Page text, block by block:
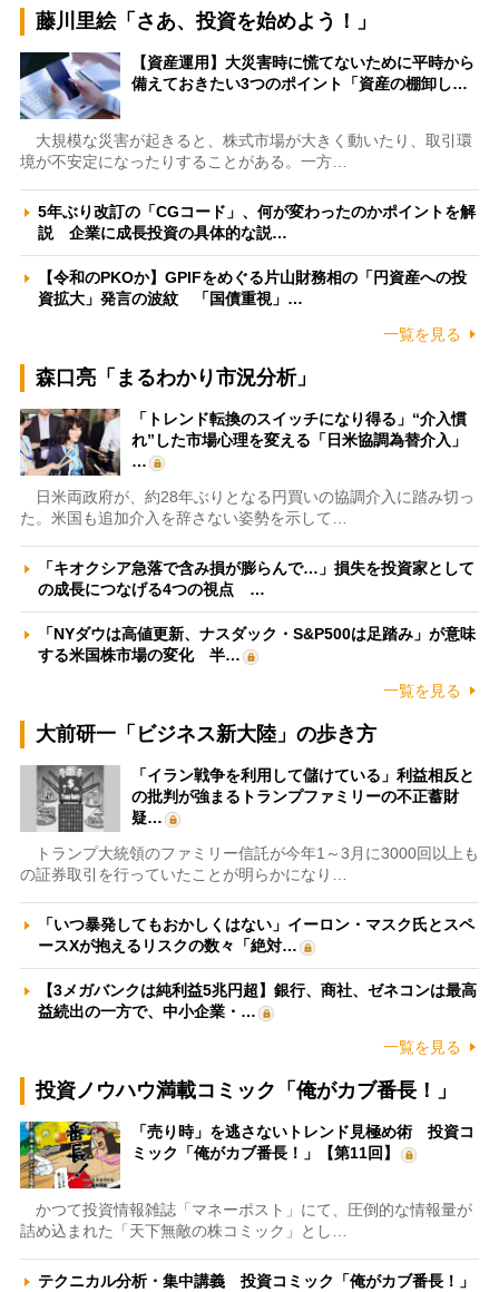
藤川里絵「さあ、投資を始めよう！」
【資産運用】大災害時に慌てないために平時から
備えておきたい3つのポイント「資産の棚卸し…
大規模な災害が起きると、株式市場が大きく動いたり、取引環
境が不安定になったりすることがある。一方…
5年ぶり改訂の「CGコード」、何が変わったのかポイントを解
説 企業に成長投資の具体的な説…
【令和のPKOか】GPIFをめぐる片山財務相の「円資産への投
資拡大」発言の波紋 「国債重視」…
一覧を見る
森口亮「まるわかり市況分析」
「トレンド転換のスイッチになり得る」“介入慣
れ”した市場心理を変える「日米協調為替介入」
…
日米両政府が、約28年ぶりとなる円買いの協調介入に踏み切っ
た。米国も追加介入を辞さない姿勢を示して…
「キオクシア急落で含み損が膨らんで…」損失を投資家として
の成長につなげる4つの視点 …
「NYダウは高値更新、ナスダック・S&P500は足踏み」が意味
する米国株市場の変化 半…
一覧を見る
大前研一「ビジネス新大陸」の歩き方
「イラン戦争を利用して儲けている」利益相反と
の批判が強まるトランプファミリーの不正蓄財
疑…
トランプ大統領のファミリー信託が今年1～3月に3000回以上も
の証券取引を行っていたことが明らかになり…
「いつ暴発してもおかしくはない」イーロン・マスク氏とスペ
ースXが抱えるリスクの数々「絶対…
【3メガバンクは純利益5兆円超】銀行、商社、ゼネコンは最高
益続出の一方で、中小企業・…
一覧を見る
投資ノウハウ満載コミック「俺がカブ番長！」
「売り時」を逃さないトレンド見極め術 投資コ
ミック「俺がカブ番長！」【第11回】
かつて投資情報雑誌「マネーポスト」にて、圧倒的な情報量が
詰め込まれた「天下無敵の株コミック」とし…
テクニカル分析・集中講義 投資コミック「俺がカブ番長！」